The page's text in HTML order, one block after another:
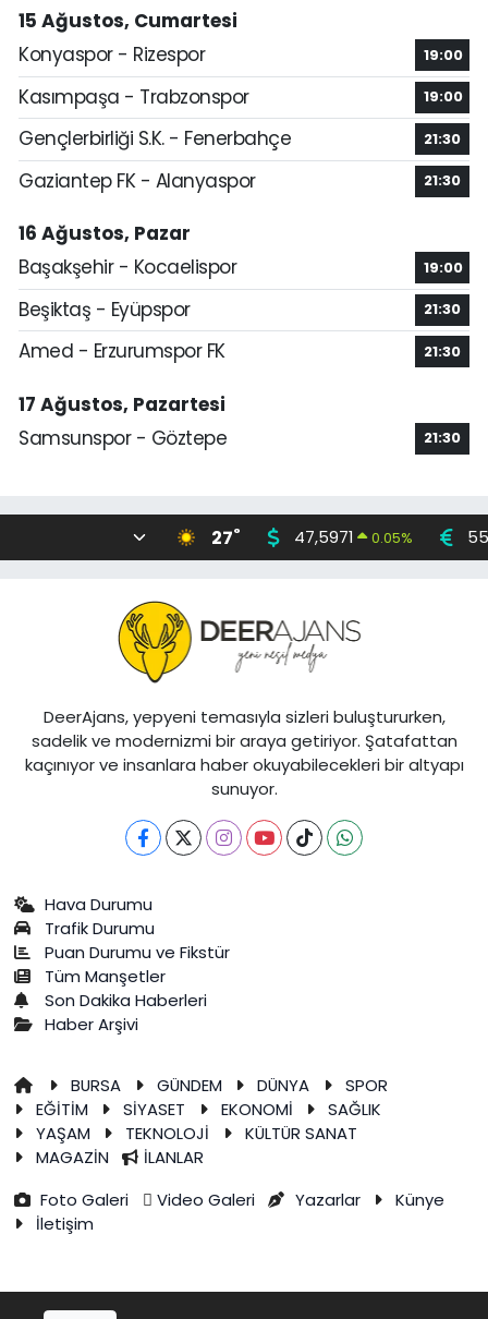
15 Ağustos, Cumartesi
Konyaspor - Rizespor
19:00
Kasımpaşa - Trabzonspor 19:00
Gençlerbirliği S.K. - Fenerbahçe 21:30
Gaziantep FK - Alanyaspor 21:30
16 Ağustos, Pazar
Başakşehir - Kocaelispor
19:00
Beşiktaş - Eyüpspor 21:30
Amed - Erzurumspor FK 21:30
17 Ağustos, Pazartesi
Samsunspor - Göztepe
21:30
27° 47,5971 0.05%
DeerAjans, yepyeni temasıyla sizleri buluştururken,
sadelik ve modernizmi bir araya getiriyor. Şatafattan
kaçınıyor ve insanlara haber okuyabilecekleri bir altyapı
sunuyor.
Hava Durumu
Trafik Durumu
Puan Durumu ve Fikstür
Tüm Manşetler
Son Dakika Haberleri
Haber Arşivi
BURSA GÜNDEM DÜNYA
SPOR
EĞİTİM
SİYASET EKONOMİ
SAĞLIK
YAŞAM
TEKNOLOJİ
KÜLTÜR SANAT
MAGAZİN
İLANLAR
Foto Galeri
Video Galeri Yazarlar
Künye
İletişim